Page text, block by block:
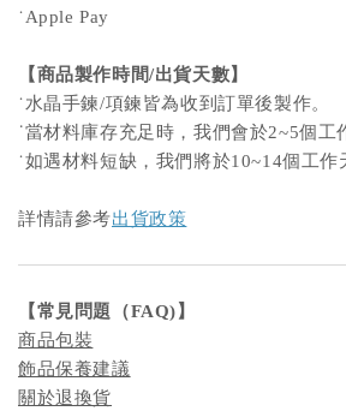
˙Apple Pay
【商品製作時間/出貨天數】
˙水晶手鍊/項鍊皆為收到訂單後製作。
˙當材料庫存充足時，我們會於2~5個工
˙如遇材料短缺，我們將於10~14個工作
詳情請參考出貨政策
【常見問題 （FAQ) 】
商品包裝
飾品保養建議
關於退換貨